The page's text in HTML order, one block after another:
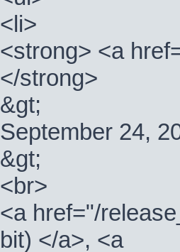
<li>
<strong> <a
</strong>
&gt;
September 24,
&gt;
<br>
<a href="/
bit) </a>, <a